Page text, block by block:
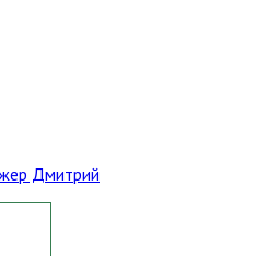
Дмитрий